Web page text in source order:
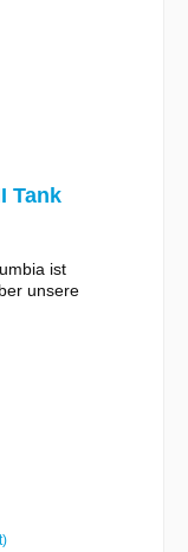
Tank
ist
unsere